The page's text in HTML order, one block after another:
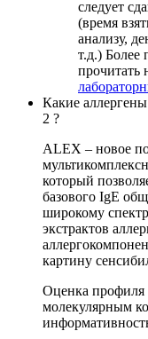
следует
(время
анализу,
т.д.)
прочитать
Какие
2 ?
ALEX – новое
который
базового IgE
широкому
экстрактов
картину
Оценка профиля
молекулярным